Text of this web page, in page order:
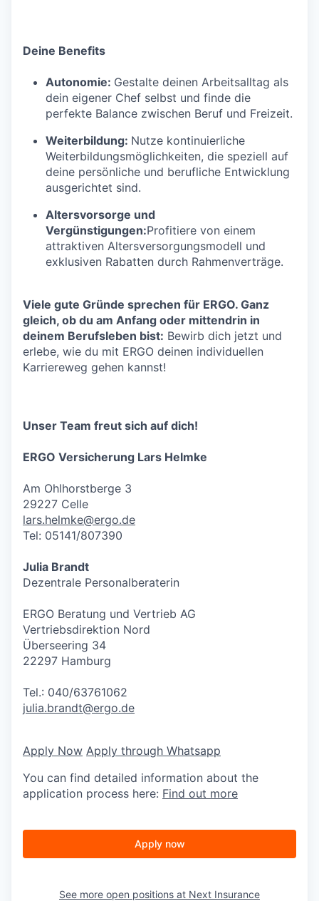
Deine Benefits
Autonomie: Gestalte deinen Arbeitsalltag als
dein eigener Chef selbst und finde die
perfekte Balance zwischen Beruf und Freizeit.
Weiterbildung: Nutze kontinuierliche
Weiterbildungsmöglichkeiten, die speziell auf
deine persönliche und berufliche Entwicklung
ausgerichtet sind.
Altersvorsorge und
Vergünstigungen:Profitiere von einem
attraktiven Altersversorgungsmodell und
exklusiven Rabatten durch Rahmenverträge.
Viele gute Gründe sprechen für ERGO. Ganz
gleich, ob du am Anfang oder mittendrin in
deinem Berufsleben bist: Bewirb dich jetzt und
erlebe, wie du mit ERGO deinen individuellen
Karriereweg gehen kannst!
Unser Team freut sich auf dich!
ERGO Versicherung Lars Helmke
Am Ohlhorstberge 3
29227 Celle
lars.helmke@ergo.de
Tel: 05141/807390
Julia Brandt
Dezentrale Personalberaterin
ERGO Beratung und Vertrieb AG
Vertriebsdirektion Nord
Überseering 34
22297 Hamburg
Tel.: 040/63761062
julia.brandt@ergo.de
Apply Now Apply through Whatsapp
You can find detailed information about the
application process here: Find out more
Apply now
See more open positions at Next Insurance